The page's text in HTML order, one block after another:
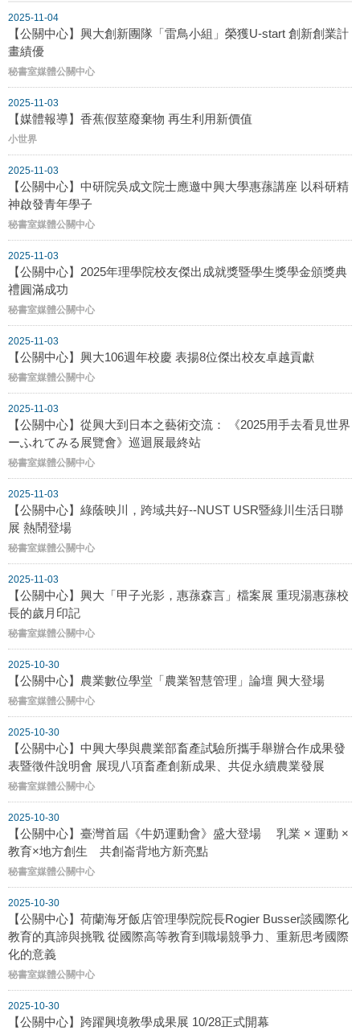
2025-11-04
【公關中心】興大創新團隊「雷鳥小組」榮獲U-start 創新創業計
畫績優
秘書室媒體公關中心
2025-11-03
【媒體報導】香蕉假莖廢棄物 再生利用新價值
小世界
2025-11-03
【公關中心】中研院吳成文院士應邀中興大學惠蓀講座 以科研精
神啟發青年學子
秘書室媒體公關中心
2025-11-03
【公關中心】2025年理學院校友傑出成就獎暨學生獎學金頒獎典
禮圓滿成功
秘書室媒體公關中心
2025-11-03
【公關中心】興大106週年校慶 表揚8位傑出校友卓越貢獻
秘書室媒體公關中心
2025-11-03
【公關中心】從興大到日本之藝術交流： 《2025用手去看見世界
ーふれてみる展覽會》巡迴展最終站
秘書室媒體公關中心
2025-11-03
【公關中心】綠蔭映川，跨域共好--NUST USR暨綠川生活日聯
展 熱鬧登場
秘書室媒體公關中心
2025-11-03
【公關中心】興大「甲子光影，惠蓀森言」檔案展 重現湯惠蓀校
長的歲月印記
秘書室媒體公關中心
2025-10-30
【公關中心】農業數位學堂「農業智慧管理」論壇 興大登場
秘書室媒體公關中心
2025-10-30
【公關中心】中興大學與農業部畜產試驗所攜手舉辦合作成果發
表暨徵件說明會 展現八項畜產創新成果、共促永續農業發展
秘書室媒體公關中心
2025-10-30
【公關中心】臺灣首屆《牛奶運動會》盛大登場 乳業 × 運動 ×
教育×地方創生 共創崙背地方新亮點
秘書室媒體公關中心
2025-10-30
【公關中心】荷蘭海牙飯店管理學院院長Rogier Busser談國際化
教育的真諦與挑戰 從國際高等教育到職場競爭力、重新思考國際
化的意義
秘書室媒體公關中心
2025-10-30
【公關中心】跨躍興境教學成果展 10/28正式開幕